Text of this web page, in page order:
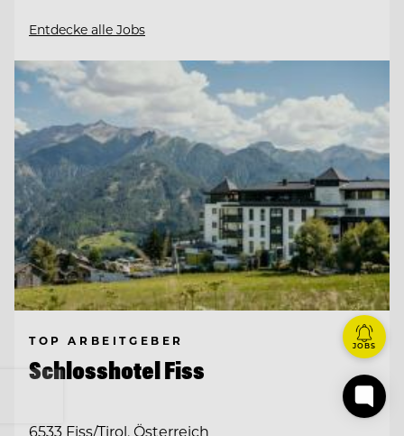
Entdecke alle Jobs
TOP ARBEITGEBER
Schlosshotel Fiss
6533 Fiss/Tirol, Österreich
JOBS